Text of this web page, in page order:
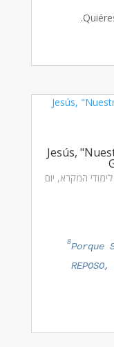
Jesús,
לימודי המקרא, יום
8Porque